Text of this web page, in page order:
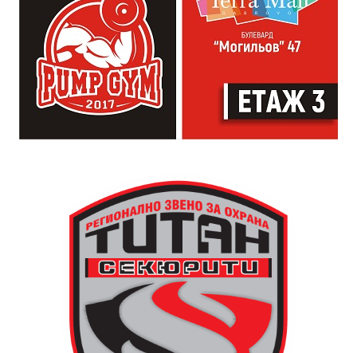
именно тя прави едно населено място град“,
коментира Симеонов.
Сто и пет години след построяването на първата
часовникова кула, механизмът ѝ е заменен с нов,
дело на двама тревненски майстори – Генчо Колев и
Христо Василев, през 1883 година. Той работи до
1945 година, когато самата кула е съборена. Нейното
жители, съхранено и предадено по-късно на
дряновския музей.